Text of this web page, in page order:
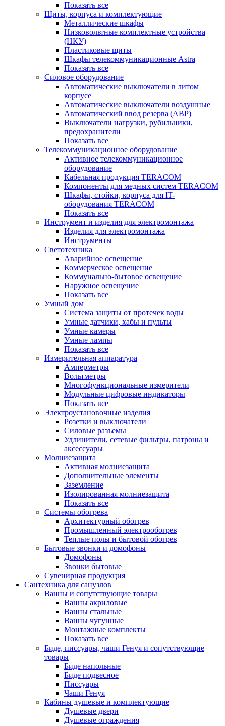
Показать все
Щиты, корпуса и комплектующие
Металлические шкафы
Низковольтные комплектные устройства
(НКУ)
Пластиковые щиты
Шкафы телекоммуникационные Astra
Показать все
Силовое оборудование
Автоматические выключатели в литом
корпусе
Автоматические выключатели воздушные
Автоматический ввод резерва (АВР)
Выключатели нагрузки, рубильники,
предохранители
Показать все
Телекоммуникационное оборудование
Активное телекоммуникационное
оборудование
Кабельная продукция TERACOM
Компоненты для медных систем TERACOM
Шкафы, стойки, корпуса для IT-
оборудования TERACOM
Показать все
Инструмент и изделия для электромонтажа
Изделия для электромонтажа
Инструменты
Светотехника
Аварийное освещение
Коммерческое освещение
Коммунально-бытовое освещение
Наружное освещение
Показать все
Умный дом
Система защиты от протечек воды
Умные датчики, хабы и пульты
Умные камеры
Умные лампы
Показать все
Измерительная аппаратура
Амперметры
Вольтметры
Многофункциональные измерители
Модульные цифровые индикаторы
Показать все
Электроустановочные изделия
Розетки и выключатели
Силовые разъемы
Удлинители, сетевые фильтры, патроны и
аксессуары
Молниезащита
Активная молниезащита
Дополнительные элементы
Заземление
Изолированная молниезащита
Показать все
Системы обогрева
Архитектурный обогрев
Промышленный электрообогрев
Теплые полы и бытовой обогрев
Бытовые звонки и домофоны
Домофоны
Звонки бытовые
Сувенирная продукция
Сантехника для санузлов
Ванны и сопутствующие товары
Ванны акриловые
Ванны стальные
Ванны чугунные
Монтажные комплекты
Показать все
Биде, писсуары, чаши Генуя и сопутствующие
товары
Биде напольные
Биде подвесное
Писсуары
Чаши Генуя
Кабины душевые и комплектующие
Душевые двери
Душевые ограждения